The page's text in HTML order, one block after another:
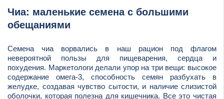
Чиа: маленькие семена с большими
обещаниями
Семена чиа ворвались в наш рацион под флагом
невероятной пользы для пищеварения, сердца и
похудения. Маркетологи делали упор на три вещи: высокое
содержание омега-3, способность семян разбухать в
желудке, создавая чувство сытости, и наличие слизистой
оболочки, которая полезна для кишечника. Все это чистая